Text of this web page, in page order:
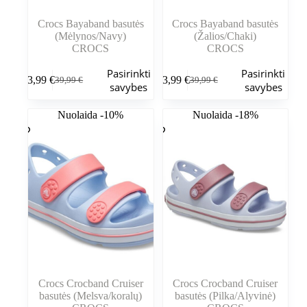
Crocs Bayaband basutės
(Mėlynos/Navy)
CROCS
39,99€
Pradinė
buvo:
39,99 €.
33,99€Dabartinė
yra:
33,99 €.
Pasirinkti
savybes
produktas
variantus.
Variantus
galite
pasirinkti
gaminio
puslapyje
Crocs Bayaband basutės
(Žalios/Chaki)
CROCS
39,99€
Pradinė
buvo:
39,99 €.
33,99 €Dabartinė
yra:
33,99 €.
Pasirinkti
savybes
produktas
variantus.
Variantus
gaminio
puslapyje
Nuolaida -10%
Crocs Crocband Cruiser
basutės (Melsva/koralų)
Nuolaida -18%
Crocs Crocband Cruiser
basutės (Pilka/Alyvinė)